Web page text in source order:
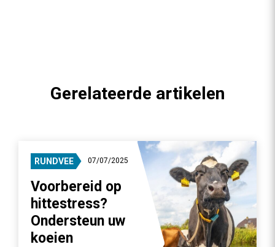
Gerelateerde artikelen
RUNDVEE 07/07/2025
Voorbereid op
hittestress?
Ondersteun uw
koeien